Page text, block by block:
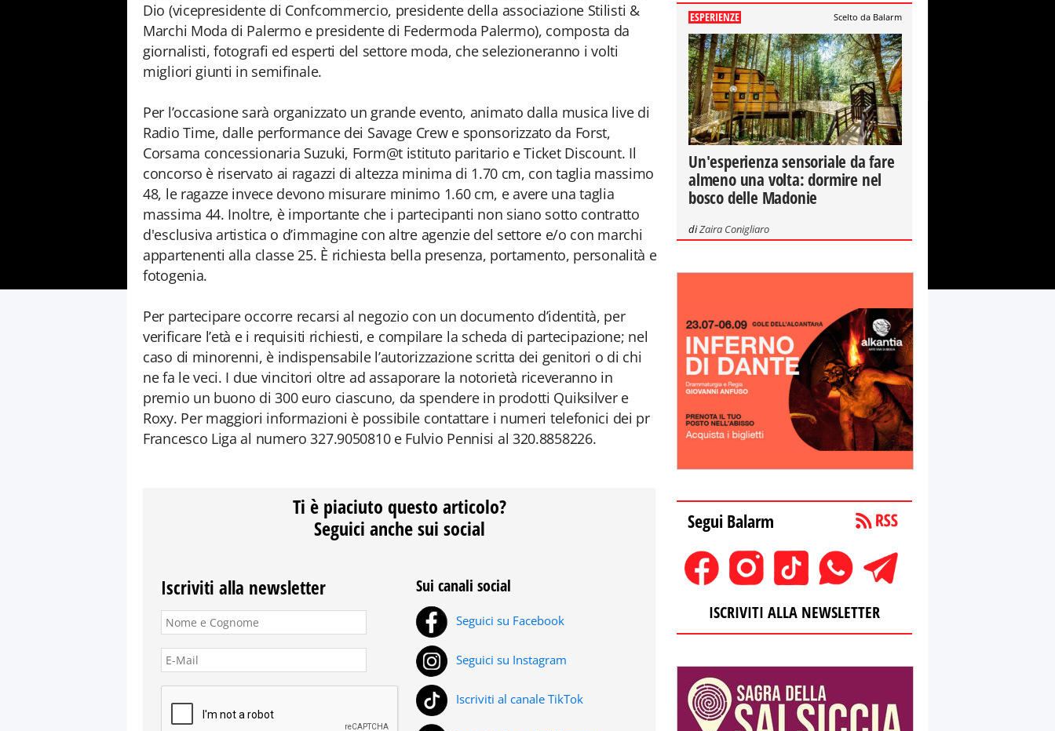
Dio (vicepresidente di Confcommercio, presidente della associazione Stilisti &
Marchi Moda di Palermo e presidente di Federmoda Palermo), composta da
giornalisti, fotografi ed esperti del settore moda, che selezioneranno i volti
migliori giunti in semifinale.
Per l’occasione sarà organizzato un grande evento, animato dalla musica live di
Radio Time, dalle performance dei Savage Crew e sponsorizzato da Forst,
Corsama concessionaria Suzuki, Form@t istituto paritario e Ticket Discount. Il
concorso è riservato ai ragazzi di altezza minima di 1.70 cm, con taglia massimo
48, le ragazze invece devono misurare minimo 1.60 cm, e avere una taglia
massima 44. Inoltre, è importante che i partecipanti non siano sotto contratto
d'esclusiva artistica o d’immagine con altre agenzie del settore e/o con marchi
appartenenti alla classe 25. È richiesta bella presenza, portamento, personalità e
fotogenia.
Per partecipare occorre recarsi al negozio con un documento d’identità, per
verificare l’età e i requisiti richiesti, e compilare la scheda di partecipazione; nel
caso di minorenni, è indispensabile l’autorizzazione scritta dei genitori o di chi
ne fa le veci. I due vincitori oltre ad assaporare la notorietà riceveranno in
premio un buono di 300 euro ciascuno, da spendere in prodotti Quiksilver e
Roxy. Per maggiori informazioni è possibile contattare i numeri telefonici dei pr
Francesco Liga al numero 327.9050810 e Fulvio Pennisi al 320.8858226.
Ti è piaciuto questo articolo?
Seguici anche sui social
Iscriviti alla newsletter Sui canali social
Seguici su Facebook
Seguici su Instagram
Iscriviti al canale TikTok
ESPERIENZE Scelto da Balarm
Un'esperienza sensoriale da fare
almeno una volta: dormire nel
bosco delle Madonie
diZaira Conigliaro
Segui Balarm
ISCRIVITI ALLA NEWSLETTER